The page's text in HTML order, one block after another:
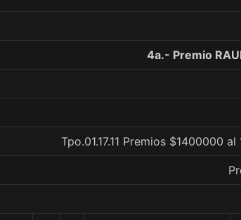
4a.- Premio
Tpo.01.17.11 Premios $1400000